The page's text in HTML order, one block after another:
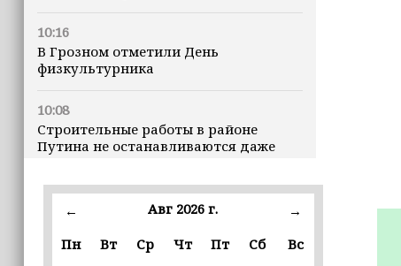
10:16
В Грозном отметили День
физкультурника
10:08
Строительные работы в районе
Путина не останавливаются даже
марта
← Авг 2026 г.
→
Пн
Вт Ср Чт Пт Сб
Вс